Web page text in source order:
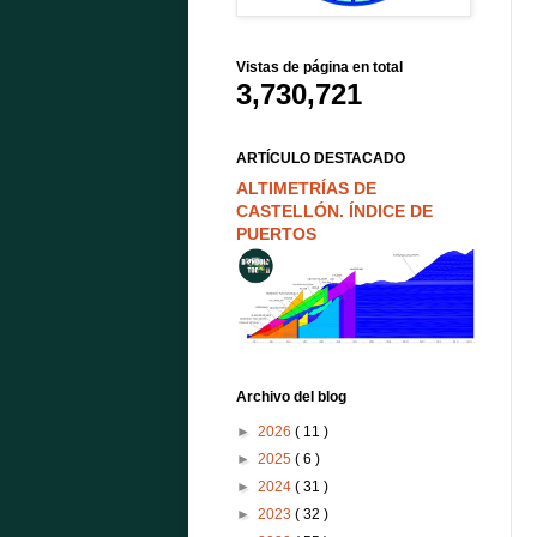
Vistas de página en total
3,730,721
ARTÍCULO DESTACADO
ALTIMETRÍAS DE
CASTELLÓN. ÍNDICE DE
PUERTOS
Archivo del blog
► 2026 ( 11 )
► 2025 ( 6 )
► 2024 ( 31 )
► 2023 ( 32 )